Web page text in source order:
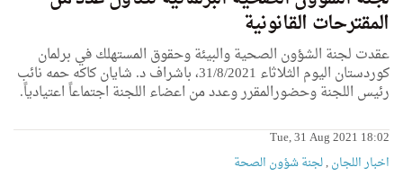
المقترحات القانونية
عقدت لجنة الشؤون الصحية والبيئة وحقوق المستهلك في برلمان
كوردستان اليوم الثلاثاء 31/8/2021، باشراف د. شايان كاكه حمه نائب
رئيس اللجنة وحضورالمقرر وعدد من اعضاء اللجنة اجتماعاً اعتيادياً.
Tue, 31 Aug 2021 18:02
اخبار اللجان,لجنة شؤون الصحة